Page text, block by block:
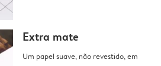
Extra mate
Um papel suave, não revestido, em